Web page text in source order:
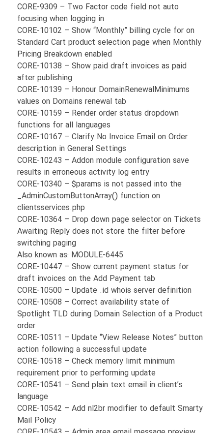
CORE-9309 – Two Factor code field not auto
focusing when logging in
CORE-10102 – Show “Monthly” billing cycle for on
Standard Cart product selection page when Monthly
Pricing Breakdown enabled
CORE-10138 – Show paid draft invoices as paid
after publishing
CORE-10139 – Honour DomainRenewalMinimums
values on Domains renewal tab
CORE-10159 – Render order status dropdown
functions for all languages
CORE-10167 – Clarify No Invoice Email on Order
description in General Settings
CORE-10243 – Addon module configuration save
results in erroneous activity log entry
CORE-10340 – $params is not passed into the
_AdminCustomButtonArray() function on
clientsservices.php
CORE-10364 – Drop down page selector on Tickets
Awaiting Reply does not store the filter before
switching paging
Also known as: MODULE-6445
CORE-10447 – Show current payment status for
draft invoices on the Add Payment tab
CORE-10500 – Update .id whois server definition
CORE-10508 – Correct availability state of
Spotlight TLD during Domain Selection of a Product
order
CORE-10511 – Update “View Release Notes” button
action following a successful update
CORE-10518 – Check memory limit minimum
requirement prior to performing update
CORE-10541 – Send plain text email in client’s
language
CORE-10542 – Add nl2br modifier to default Smarty
Mail Policy